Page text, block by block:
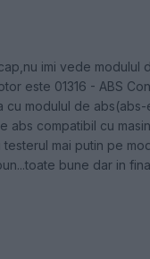
imi vede
este 01316 - ABS
modulul de
compatibil cu
mai putin pe
bune dar in